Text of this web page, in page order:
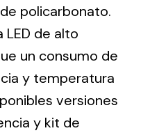
y equipos de
policarbonato.
LED de alto
un consumo de
y temperatura
versiones
y kit de